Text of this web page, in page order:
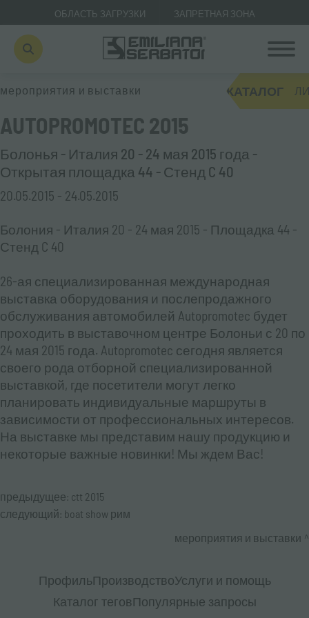
ОБЛАСТЬ ЗАГРУЗКИ ЗАПРЕТНАЯ ЗОНА
КАТАЛОГ
мероприятия и выставки
AUTOPROMOTEC 2015
Болонья - Италия 20 - 24 мая 2015 года -
Открытая площадка 44 - Стенд C 40
20.05.2015 - 24.05.2015
Болония - Италия 20 - 24 мая 2015 - Площадка 44 -
Стенд C 40
26-ая специализированная международная
выставка оборудования и послепродажного
обслуживания автомобилей Autopromotec будет
проходить в выставочном центре Болоньи с 20 по
24 мая 2015 года. Autopromotec сегодня является
своего рода отборной специализированной
выставкой, где посетители могут легко
планировать индивидуальные маршруты в
зависимости от профессиональных интересов.
На выставке мы представим нашу продукцию и
некоторые важные новинки! Мы ждем Вас!
предыдущее: ctt 2015
следующий: boat show рим
мероприятия и выставки
ПрофильПроизводствоУслуги и помощь
Каталог теговПопулярные запросы